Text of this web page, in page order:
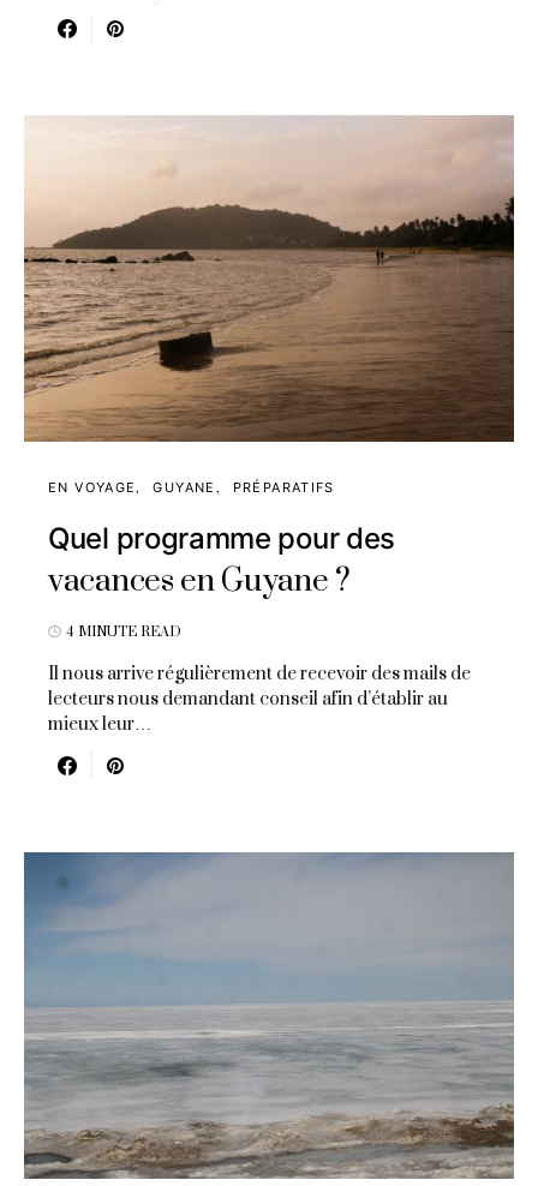
EN VOYAGE GUYANE PRÉPARATIFS
Quel programme pour des
vacances en Guyane ?
4 MINUTE READ
Il nous arrive régulièrement de recevoir des mails de
lecteurs nous demandant conseil afin d’établir au
mieux leur…